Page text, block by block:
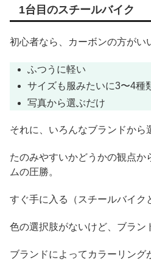
1台目のスチールバイク
初心者なら、カーボンの方がい
ふつうに軽い
サイズも服みたいに3〜4種
写真から選ぶだけ
それに、いろんなブランドから
たのみやすいかどうかの観点か
ムの圧勝。
すぐ手に入る（スチールバイク
色の選択肢がないけど、ブラン
ブランドによってカラーリング